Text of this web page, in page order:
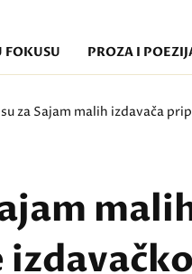
FOKUSU PROZA I
su za Sajam malih izdavača